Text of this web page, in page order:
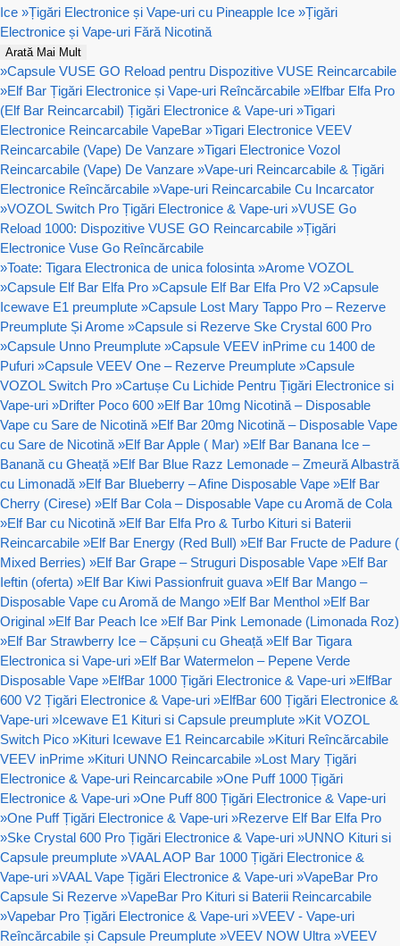
Ice »Țigări Electronice și Vape-uri cu Pineapple Ice »Țigări
Electronice și Vape-uri Fără Nicotină
Arată Mai Mult
»Capsule VUSE GO Reload pentru Dispozitive VUSE Reincarcabile
»Elf Bar Țigări Electronice și Vape-uri Reîncărcabile »Elfbar Elfa Pro
(Elf Bar Reincarcabil) Țigări Electronice & Vape-uri »Tigari
Electronice Reincarcabile VapeBar »Tigari Electronice VEEV
Reincarcabile (Vape) De Vanzare »Tigari Electronice Vozol
Reincarcabile (Vape) De Vanzare »Vape-uri Reincarcabile & Țigări
Electronice Reîncărcabile »Vape-uri Reincarcabile Cu Incarcator
»VOZOL Switch Pro Țigări Electronice & Vape-uri »VUSE Go
Reload 1000: Dispozitive VUSE GO Reincarcabile »Țigări
Electronice Vuse Go Reîncărcabile
»Toate: Tigara Electronica de unica folosinta »Arome VOZOL
»Capsule Elf Bar Elfa Pro »Capsule Elf Bar Elfa Pro V2 »Capsule
Icewave E1 preumplute »Capsule Lost Mary Tappo Pro – Rezerve
Preumplute Și Arome »Capsule si Rezerve Ske Crystal 600 Pro
»Capsule Unno Preumplute »Capsule VEEV inPrime cu 1400 de
Pufuri »Capsule VEEV One – Rezerve Preumplute »Capsule
VOZOL Switch Pro »Cartușe Cu Lichide Pentru Țigări Electronice si
Vape-uri »Drifter Poco 600 »Elf Bar 10mg Nicotină – Disposable
Vape cu Sare de Nicotină »Elf Bar 20mg Nicotină – Disposable Vape
cu Sare de Nicotină »Elf Bar Apple ( Mar) »Elf Bar Banana Ice –
Banană cu Gheață »Elf Bar Blue Razz Lemonade – Zmeură Albastră
cu Limonadă »Elf Bar Blueberry – Afine Disposable Vape »Elf Bar
Cherry (Cirese) »Elf Bar Cola – Disposable Vape cu Aromă de Cola
»Elf Bar cu Nicotină »Elf Bar Elfa Pro & Turbo Kituri si Baterii
Reincarcabile »Elf Bar Energy (Red Bull) »Elf Bar Fructe de Padure (
Mixed Berries) »Elf Bar Grape – Struguri Disposable Vape »Elf Bar
Ieftin (oferta) »Elf Bar Kiwi Passionfruit guava »Elf Bar Mango –
Disposable Vape cu Aromă de Mango »Elf Bar Menthol »Elf Bar
Original »Elf Bar Peach Ice »Elf Bar Pink Lemonade (Limonada Roz)
»Elf Bar Strawberry Ice – Căpșuni cu Gheață »Elf Bar Tigara
Electronica si Vape-uri »Elf Bar Watermelon – Pepene Verde
Disposable Vape »ElfBar 1000 Țigări Electronice & Vape-uri »ElfBar
600 V2 Țigări Electronice & Vape-uri »ElfBar 600 Țigări Electronice &
Vape-uri »Icewave E1 Kituri si Capsule preumplute »Kit VOZOL
Switch Pico »Kituri Icewave E1 Reincarcabile »Kituri Reîncărcabile
VEEV inPrime »Kituri UNNO Reincarcabile »Lost Mary Țigări
Electronice & Vape-uri Reincarcabile »One Puff 1000 Țigări
Electronice & Vape-uri »One Puff 800 Țigări Electronice & Vape-uri
»One Puff Țigări Electronice & Vape-uri »Rezerve Elf Bar Elfa Pro
»Ske Crystal 600 Pro Țigări Electronice & Vape-uri »UNNO Kituri si
Capsule preumplute »VAAL AOP Bar 1000 Țigări Electronice &
Vape-uri »VAAL Vape Țigări Electronice & Vape-uri »VapeBar Pro
Capsule Si Rezerve »VapeBar Pro Kituri si Baterii Reincarcabile
»Vapebar Pro Țigări Electronice & Vape-uri »VEEV - Vape-uri
Reîncărcabile și Capsule Preumplute »VEEV NOW Ultra »VEEV